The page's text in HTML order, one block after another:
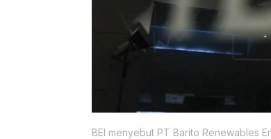
BEI menyebut PT Barito Renewables